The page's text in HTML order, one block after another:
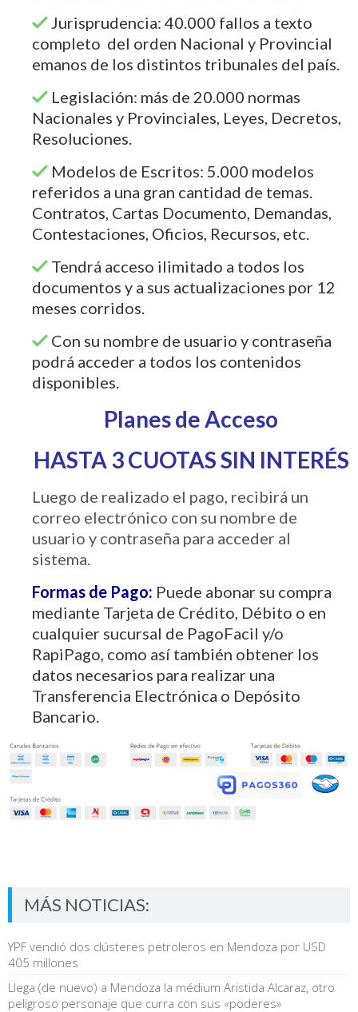
Jurisprudencia: 40.000 fallos a texto
completo del orden Nacional y Provincial
emanos de los distintos tribunales del país.
Legislación: más de 20.000 normas
Nacionales y Provinciales, Leyes, Decretos,
Resoluciones.
Modelos de Escritos: 5.000 modelos
referidos a una gran cantidad de temas.
Contratos, Cartas Documento, Demandas,
Contestaciones, Oficios, Recursos, etc.
Tendrá acceso ilimitado a todos los
documentos y a sus actualizaciones por 12
meses corridos.
Con su nombre de usuario y contraseña
podrá acceder a todos los contenidos
disponibles.
Planes de Acceso
HASTA 3 CUOTAS SIN INTERÉS
Luego de realizado el pago, recibirá un
correo electrónico con su nombre de
usuario y contraseña para acceder al
sistema.
Formas de Pago: Puede abonar su compra
mediante Tarjeta de Crédito, Débito o en
cualquier sucursal de PagoFacil y/o
RapiPago, como así también obtener los
datos necesarios para realizar una
Transferencia Electrónica o Depósito
Bancario.
MÁS NOTICIAS:
YPF vendió dos clústeres petroleros en Mendoza por USD
405 millones
Llega (de nuevo) a Mendoza la médium Aristida Alcaraz, otro
peligroso personaje que curra con sus «poderes»